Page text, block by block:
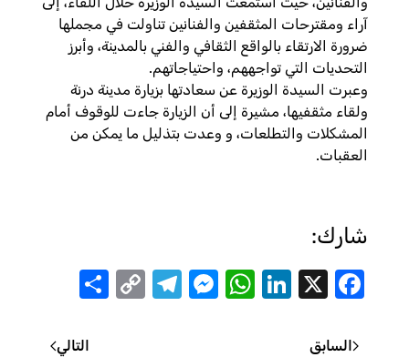
آراء ومقترحات المثقفين والفنانين تناولت في مجملها
ضرورة الارتقاء بالواقع الثقافي والفني بالمدينة، وأبرز
التحديات التي تواجههم، واحتياجاتهم.
وعبرت السيدة الوزيرة عن سعادتها بزيارة مدينة درنة
ولقاء مثقفيها، مشيرة إلى أن الزيارة جاءت للوقوف أمام
المشكلات والتطلعات، و وعدت بتذليل ما يمكن من
العقبات.
شارك:
Facebook
X
LinkedIn
WhatsApp
Messenger
Telegram
Copy
السابق التالي